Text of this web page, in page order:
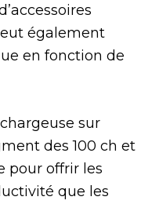
également
en fonction de
sur
des 100 ch et
pour offrir les
que les